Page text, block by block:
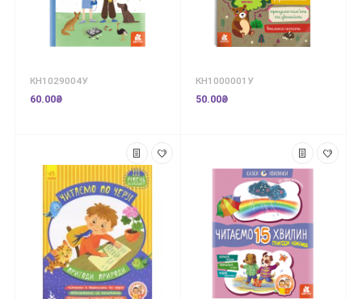
КН1029004У
60.00₴
КН1000001У
50.00₴